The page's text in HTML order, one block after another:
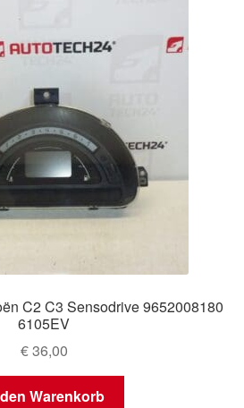
C2 C3 Sensodrive 9652008180
6105EV
€36,00
Warenkorb